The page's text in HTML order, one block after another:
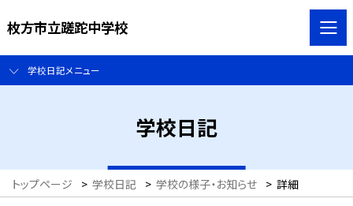
枚方市立蹉跎中学校
学校日記メニュー
学校日記
トップページ > 学校日記 > 学校の様子・お知らせ > 詳細